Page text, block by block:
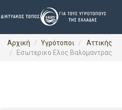
Αρχική Υγρότοποι
Αττικής
Εσωτερικο Ελος Βαλομαντρας